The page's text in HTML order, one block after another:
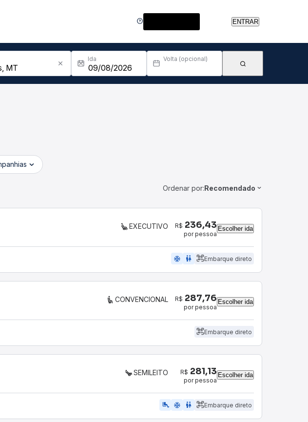
ENTRAR
Ida Volta (opcional)
Ordenar por:Recomendado
EXECUTIVO R$ 236,43
por pessoa
Escolher ida
ac_unit wc Embarque direto
CONVENCIONAL R$ 287,76
por pessoa
Escolher ida
Embarque direto
SEMILEITO R$ 281,13
por pessoa
Escolher ida
airline_seat_legroom_extra ac_unit WC Embarque direto